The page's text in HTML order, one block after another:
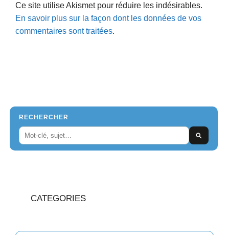
Ce site utilise Akismet pour réduire les indésirables.
En savoir plus sur la façon dont les données de vos
commentaires sont traitées.
RECHERCHER
CATEGORIES